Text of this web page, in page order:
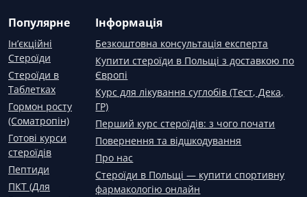
Популярне
Ін’єкційні
Стероїди
Стероїди в
Таблетках
Гормон росту
(Соматропін)
Готові курси
стероїдів
Пептиди
ПКТ (Для
Інформація
Безкоштовна консультація експерта
Купити стероїди в Польщі з доставкою по
Європі
Курс для лікування суглобів (Тест, Дека,
ГР)
Перший курс стероїдів: з чого почати
Повернення та відшкодування
Про нас
Стероїди в Польщі — купити спортивну
фармакологію онлайн